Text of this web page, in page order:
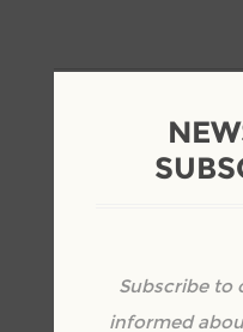
Subscribe to
informed